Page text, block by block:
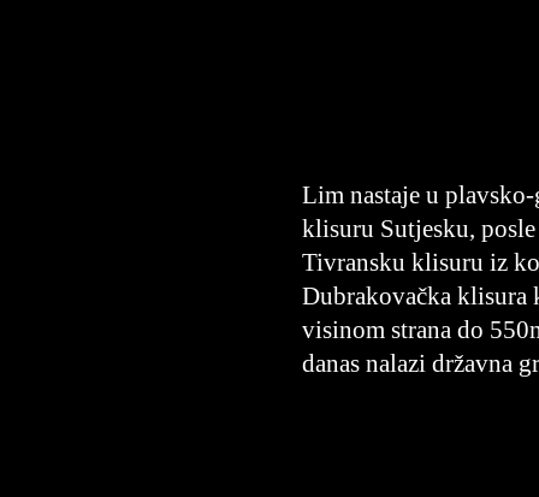
Lim nastaje u
klisuru Sutjesku,
Tivransku klisuru iz
Dubrakovačka klisura
visinom strana do
danas nalazi državna